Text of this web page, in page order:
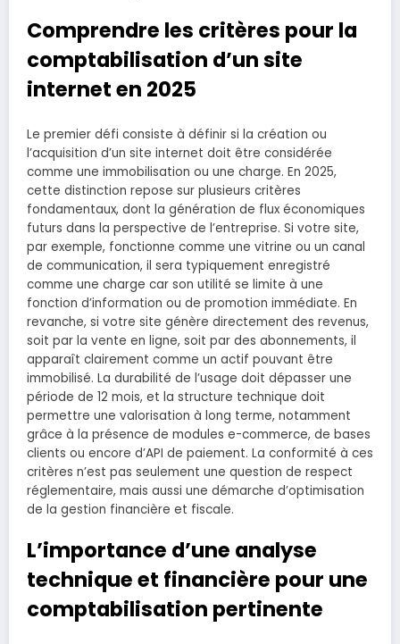
Comprendre les critères pour la
comptabilisation d’un site
internet en 2025
Le premier défi consiste à définir si la création ou
l’acquisition d’un site internet doit être considérée
comme une immobilisation ou une charge. En 2025,
cette distinction repose sur plusieurs critères
fondamentaux, dont la génération de flux économiques
futurs dans la perspective de l’entreprise. Si votre site,
par exemple, fonctionne comme une vitrine ou un canal
de communication, il sera typiquement enregistré
comme une charge car son utilité se limite à une
fonction d’information ou de promotion immédiate. En
revanche, si votre site génère directement des revenus,
soit par la vente en ligne, soit par des abonnements, il
apparaît clairement comme un actif pouvant être
immobilisé. La durabilité de l’usage doit dépasser une
période de 12 mois, et la structure technique doit
permettre une valorisation à long terme, notamment
grâce à la présence de modules e-commerce, de bases
clients ou encore d’API de paiement. La conformité à ces
critères n’est pas seulement une question de respect
réglementaire, mais aussi une démarche d’optimisation
de la gestion financière et fiscale.
L’importance d’une analyse
technique et financière pour une
comptabilisation pertinente